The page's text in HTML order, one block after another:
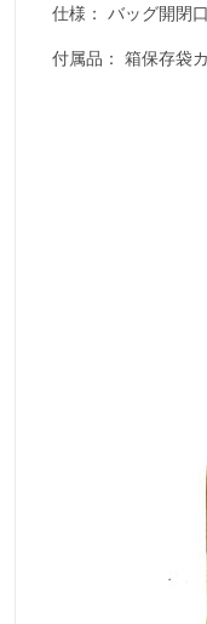
仕様： バッグ開閉
付属品： 箱保存袋